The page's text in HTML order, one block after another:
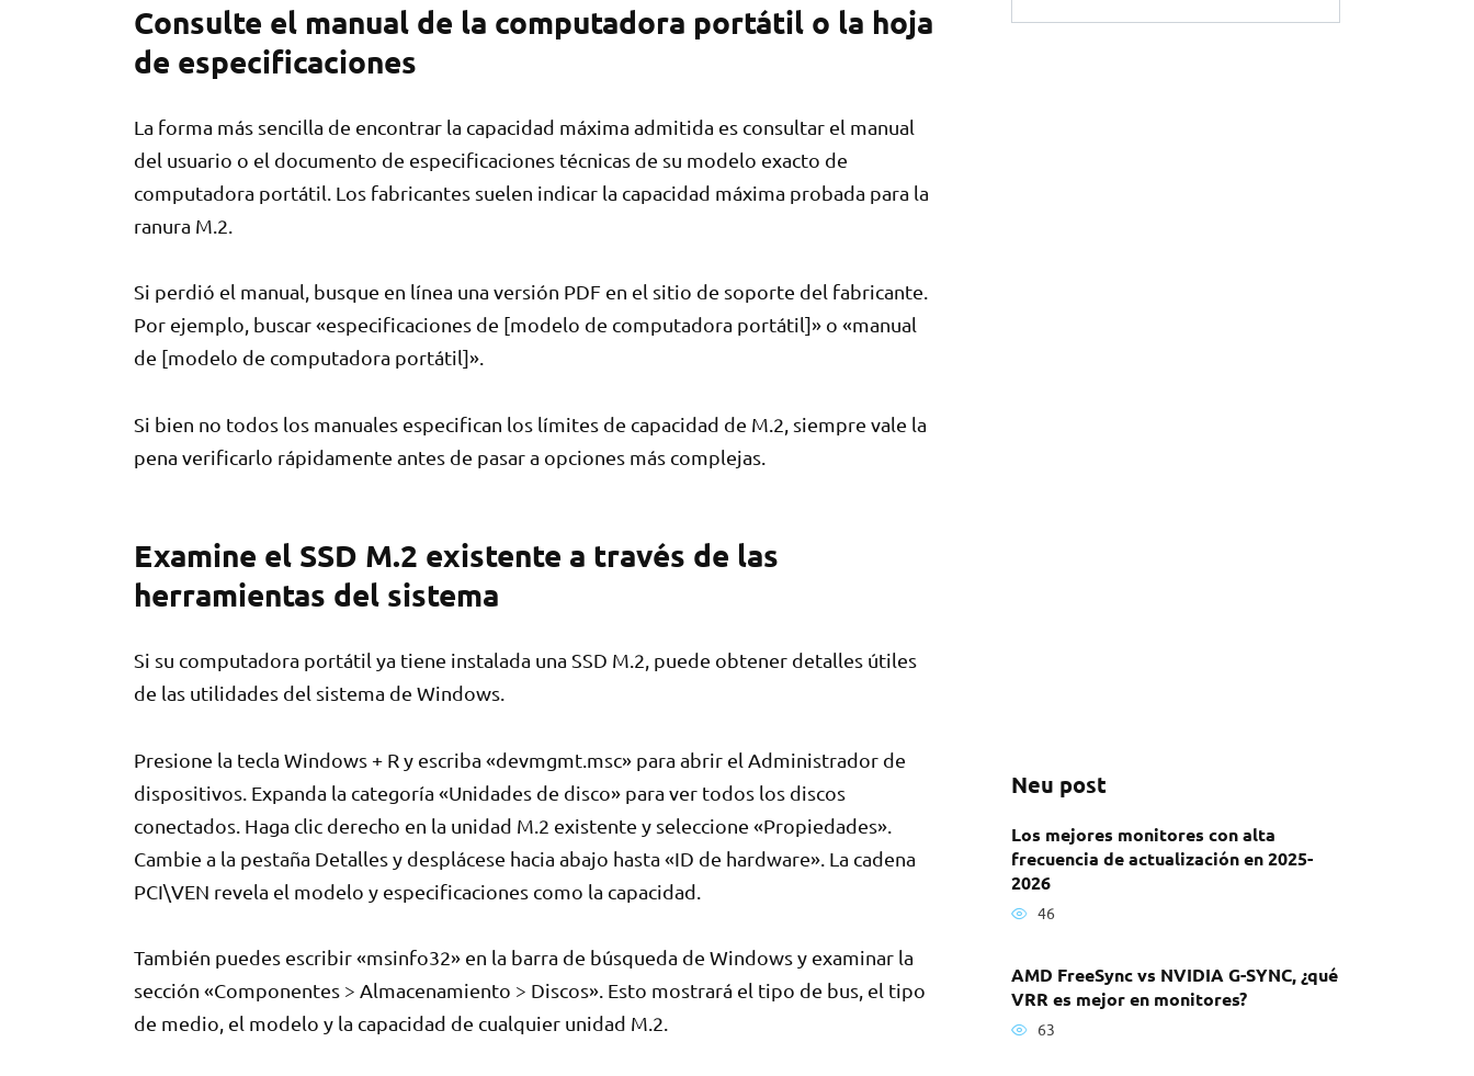
Consulte el manual de la computadora portátil o la hoja
de especificaciones
La forma más sencilla de encontrar la capacidad máxima admitida es consultar el manual
del usuario o el documento de especificaciones técnicas de su modelo exacto de
computadora portátil. Los fabricantes suelen indicar la capacidad máxima probada para la
ranura M.2.
Si perdió el manual, busque en línea una versión PDF en el sitio de soporte del fabricante.
Por ejemplo, buscar «especificaciones de [modelo de computadora portátil]» o «manual
de [modelo de computadora portátil]».
Si bien no todos los manuales especifican los límites de capacidad de M.2, siempre vale la
pena verificarlo rápidamente antes de pasar a opciones más complejas.
Examine el SSD M.2 existente a través de las
herramientas del sistema
Si su computadora portátil ya tiene instalada una SSD M.2, puede obtener detalles útiles
de las utilidades del sistema de Windows.
Presione la tecla Windows + R y escriba «devmgmt.msc» para abrir el Administrador de
dispositivos. Expanda la categoría «Unidades de disco» para ver todos los discos
conectados. Haga clic derecho en la unidad M.2 existente y seleccione «Propiedades».
Cambie a la pestaña Detalles y desplácese hacia abajo hasta «ID de hardware». La cadena
PCI\VEN revela el modelo y especificaciones como la capacidad.
También puedes escribir «msinfo32» en la barra de búsqueda de Windows y examinar la
sección «Componentes > Almacenamiento > Discos». Esto mostrará el tipo de bus, el tipo
de medio, el modelo y la capacidad de cualquier unidad M.2.
Neu post
Los mejores monitores con alta
frecuencia de actualización en 2025-
2026
46
AMD FreeSync vs NVIDIA G-SYNC, ¿qué
VRR es mejor en monitores?
63